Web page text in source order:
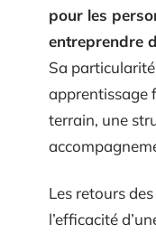
pour les
entreprendre
Sa
apprentissage
terrain, une
Les retours
l’efficacité